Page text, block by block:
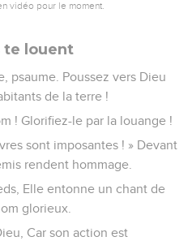
vidéo pour le moment.
te louent
psaume. Poussez vers Dieu
de la terre !
! Glorifiez-le par la louange !
sont imposantes ! » Devant
rendent hommage.
Elle entonne un chant de
glorieux.
Car son action est